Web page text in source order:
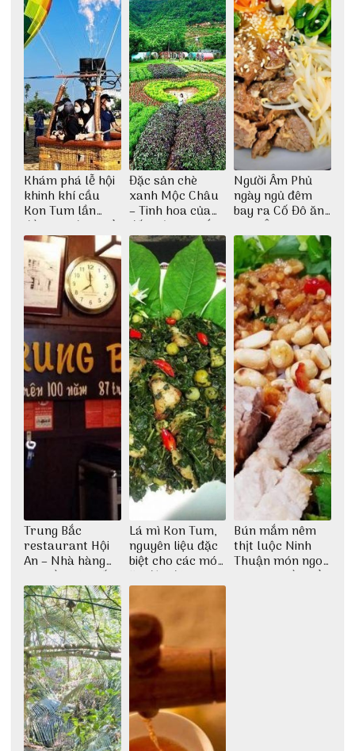
Khám phá lễ hội
khinh khí cầu
Kon Tum lần
đầu tiên được tổ
chức
Đặc sản chè
xanh Mộc Châu
– Tinh hoa của
đất trời Tây Bắc
Người Âm Phủ
ngày ngủ đêm
bay ra Cố Đô ăn
Cơm Âm Phủ
Huế
Trung Bắc
restaurant Hội
An – Nhà hàng
cao lầu có thiết
kế vô cùng ấn
tượng giữa lòng
phố Hội
Lá mì Kon Tum,
nguyên liệu đặc
biệt cho các món
ăn độc đáo
Bún mắm nêm
thịt luộc Ninh
Thuận món ngon
dân dã miền biển